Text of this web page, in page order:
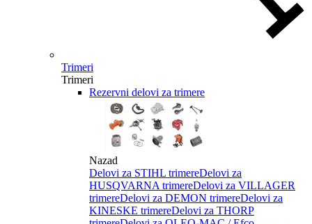
Trimeri
Trimeri
Rezervni delovi za trimere
Nazad
Delovi za STIHL trimereDelovi za
HUSQVARNA trimereDelovi za VILLAGER
trimereDelovi za DEMON trimereDelovi za
KINESKE trimereDelovi za THORP